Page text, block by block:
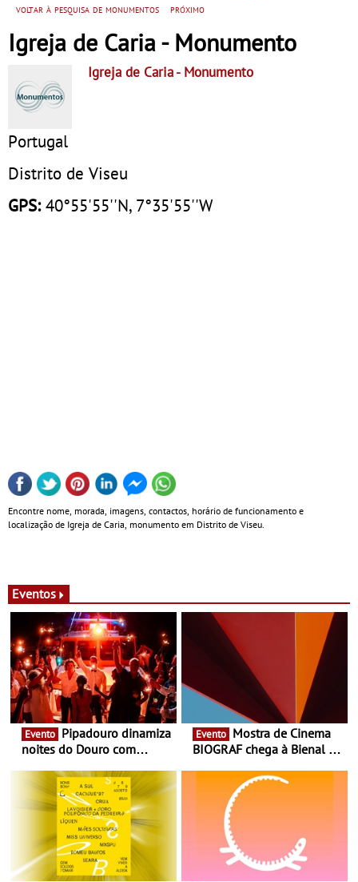
voltar à pesquisa de monumentos
próximo
Igreja de Caria - Monumento
Igreja de Caria- Monumento
Portugal
Distrito de Viseu
GPS:40°55'55''N, 7°35'55''W
Encontre nome, morada, imagens, contactos, horário de funcionamento e
localização de Igreja de Caria, monumento em Distrito de Viseu.
Eventos
Evento
noites do Douro com
vinho, gastronomia e
música
Evento
BIOGRAF chega à Bienal de
Documentário, ensaio
fílmico e práticas artísticas